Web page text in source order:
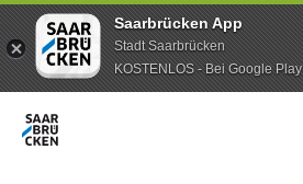
Saarbrücken App
Stadt Saarbrücken
KOSTENLOS - Bei Google Play